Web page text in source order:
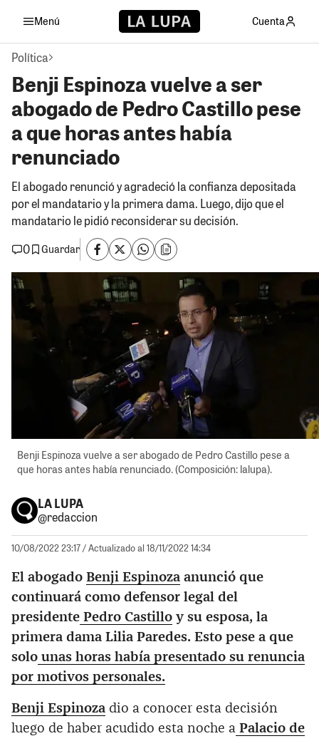
Menú Cuenta
Política
Benji Espinoza vuelve a ser
abogado de Pedro Castillo pese
a que horas antes había
renunciado
El abogado renunció y agradeció la confianza depositada
por el mandatario y la primera dama. Luego, dijo que el
mandatario le pidió reconsiderar su decisión.
0
Guardar
Benji Espinoza vuelve a ser abogado de Pedro Castillo pese a
que horas antes había renunciado. (Composición: lalupa).
LA LUPA
@redaccion
10/08/2022 23:17/ Actualizado al 18/11/2022 14:34
El abogado Benji Espinoza anunció que
continuará como defensor legal del
presidente Pedro Castillo y su esposa, la
primera dama Lilia Paredes. Esto pese a que
solo unas horas había presentado su renuncia
por motivos personales.
Benji Espinoza dio a conocer esta decisión
luego de haber acudido esta noche a Palacio de